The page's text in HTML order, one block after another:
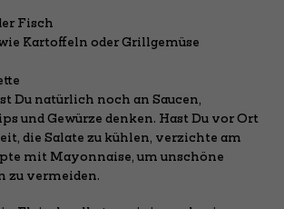
Fisch
Kartoffeln oder Grillgemüse
Du natürlich noch an Saucen,
und Gewürze denken. Hast Du vor Ort
die Salate zu kühlen, verzichte am
mit Mayonnaise, um unschöne
zu vermeiden.